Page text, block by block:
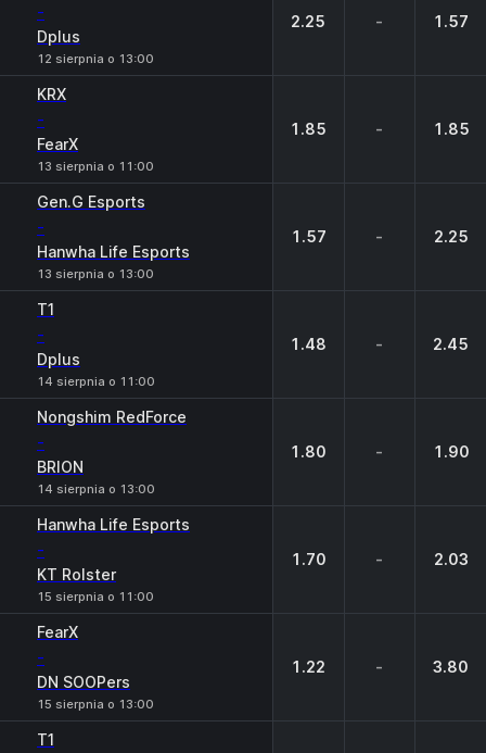
-
Dplus
12 sierpnia o 13:00
2.25 - 1.57
KRX
-
FearX
13 sierpnia o 11:00
1.85 - 1.85
Gen.G Esports
-
Hanwha Life Esports
13 sierpnia o 13:00
1.57 - 2.25
T1
-
Dplus
14 sierpnia o 11:00
1.48 - 2.45
Nongshim RedForce
-
BRION
14 sierpnia o 13:00
1.80 - 1.90
Hanwha Life Esports
-
KT Rolster
15 sierpnia o 11:00
1.70 - 2.03
FearX
-
DN SOOPers
15 sierpnia o 13:00
1.22 - 3.80
T1